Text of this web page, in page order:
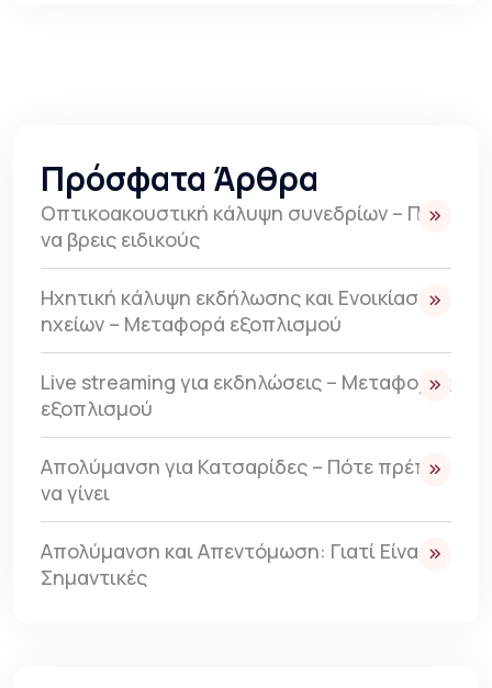
Πρόσφατα Άρθρα
Οπτικοακουστική κάλυψη συνεδρίων – Πως
να βρεις ειδικούς
Ηχητική κάλυψη εκδήλωσης και Ενοικίαση
ηχείων – Μεταφορά εξοπλισμού
Live streaming για εκδηλώσεις – Μεταφορές
εξοπλισμού
Απολύμανση για Κατσαρίδες – Πότε πρέπει
να γίνει
Απολύμανση και Απεντόμωση: Γιατί Είναι
Σημαντικές